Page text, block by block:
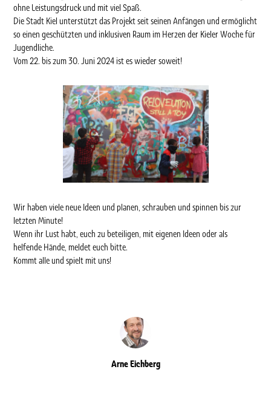
ohne Leistungsdruck und mit viel Spaß.
Die Stadt Kiel unterstützt das Projekt seit seinen Anfängen und ermöglicht
so einen geschützten und inklusiven Raum im Herzen der Kieler Woche für
Jugendliche.
Vom 22. bis zum 30. Juni 2024 ist es wieder soweit!
Wir haben viele neue Ideen und planen, schrauben und spinnen bis zur
letzten Minute!
Wenn ihr Lust habt, euch zu beteiligen, mit eigenen Ideen oder als
helfende Hände, meldet euch bitte.
Kommt alle und spielt mit uns!
Arne Eichberg